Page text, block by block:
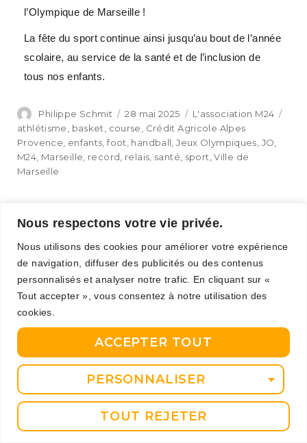
Nous respectons votre vie privée.
Nous utilisons des cookies pour améliorer votre expérience
de navigation, diffuser des publicités ou des contenus
personnalisés et analyser notre trafic. En cliquant sur «
Tout accepter », vous consentez à notre utilisation des
cookies.
PERSONNALISER
TOUT REJETER
ACCEPTER TOUT
l’Olympique de Marseille !
La fête du sport continue ainsi jusqu’au bout de l’année
scolaire, au service de la santé et de l’inclusion de
tous nos enfants.
Philippe Schmit 28 mai 2025
L'association M24
athlétisme
basket course
Crédit Agricole Alpes
Provence enfants ,foot handball ,Jeux Olympiques JO
M24 Marseille record relais santé sport ,Ville de
Marseille
Saison 3 : M24 Sport Santé
dévoile ses nouveaux
épisodes
Arrivée de nouveaux établissements
scolaires, ateliers prévention en CM1
et secourisme dans les lycées,
partenariat avec l’Olympique de
Marseille, méga tournoi de rugby en
octobre, ouverture d’une antenne à